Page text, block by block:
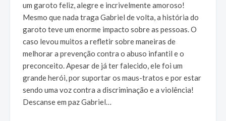
um garoto feliz, alegre e incrivelmente amoroso!
Mesmo que nada traga Gabriel de volta, a história do
garoto teve um enorme impacto sobre as pessoas. O
caso levou muitos a refletir sobre maneiras de
melhorar a prevenção contra o abuso infantil e o
preconceito. Apesar de já ter falecido, ele foi um
grande herói, por suportar os maus-tratos e por estar
sendo uma voz contra a discriminação e a violência!
Descanse em paz Gabriel…